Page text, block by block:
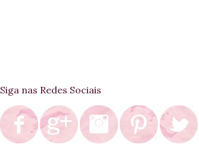
Siga nas Redes Sociais